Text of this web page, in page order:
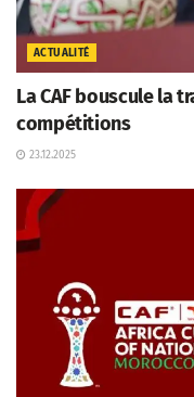
ACTUALITÉ
La CAF bouscule la
compétitions
23.12.2025